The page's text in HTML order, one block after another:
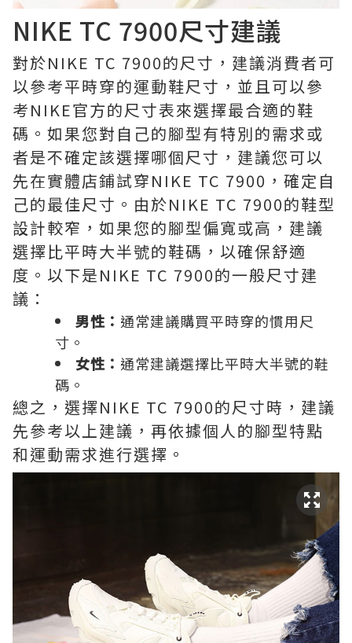
NIKE TC 7900尺寸建議
對於NIKE TC 7900的尺寸，建議消費者可
以參考平時穿的運動鞋尺寸，並且可以參
考NIKE官方的尺寸表來選擇最合適的鞋
碼。如果您對自己的腳型有特別的需求或
者是不確定該選擇哪個尺寸，建議您可以
先在實體店鋪試穿NIKE TC 7900，確定自
己的最佳尺寸。由於NIKE TC 7900的鞋型
設計較窄，如果您的腳型偏寬或高，建議
選擇比平時大半號的鞋碼，以確保舒適
度。以下是NIKE TC 7900的一般尺寸建
議：
男性： 通常建議購買平時穿的慣用尺
寸。
女性： 通常建議選擇比平時大半號的鞋
碼。
總之，選擇NIKE TC 7900的尺寸時，建議
先參考以上建議，再依據個人的腳型特點
和運動需求進行選擇。